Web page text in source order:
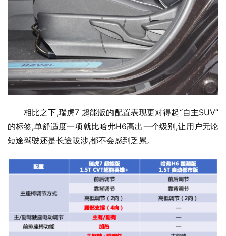
相比之下,瑞虎7 超能版的配置表现更对得起“自主SUV”
的标签,单舒适度一项就比哈弗H6高出一个级别,让用户无论
短途驾驶还是长途跋涉,都不会感到乏累。